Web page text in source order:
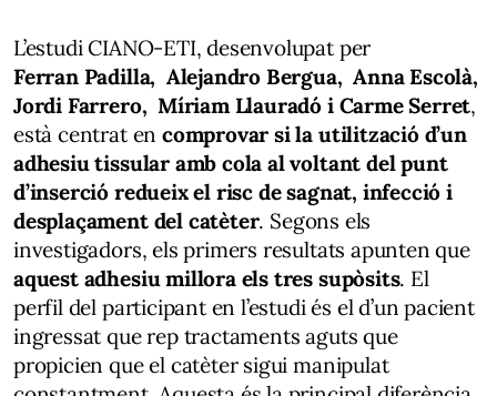
L’estudi CIANO-ETI, desenvolupat per
Ferran Padilla, Alejandro Bergua, Anna Escolà,
Jordi Farrero, Míriam Llauradó i Carme Serret,
està centrat en comprovar si la utilització d’un
adhesiu tissular amb cola al voltant del punt
d’inserció redueix el risc de sagnat, infecció i
desplaçament del catèter. Segons els
investigadors, els primers resultats apunten que
aquest adhesiu millora els tres supòsits. El
perfil del participant en l’estudi és el d’un pacient
ingressat que rep tractaments aguts que
propicien que el catèter sigui manipulat